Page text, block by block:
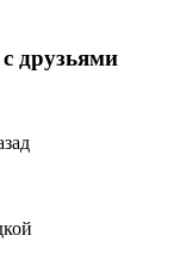
друзьями